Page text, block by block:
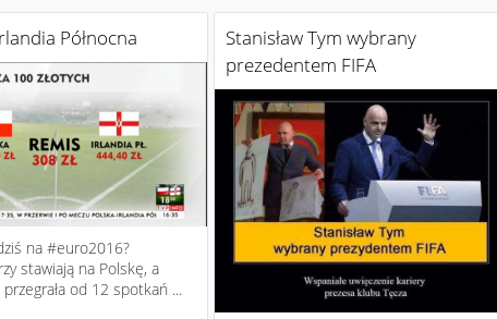
Północna
na #euro2016?
stawiają na Polskę, a
od 12 spotkań ...
Stanisław Tym wybrany
prezedentem FIFA